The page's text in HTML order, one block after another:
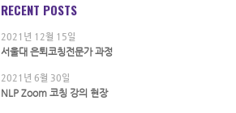
RECENT POSTS
2021년 12월 15일
서울대 은퇴코칭전문가 과정
2021년 6월 30일
NLP Zoom 코칭 강의 현장